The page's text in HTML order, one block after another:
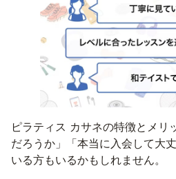
ピラティス カサネの特徴とメリ
だろうか」「本当に入会して大
いる方もいるかもしれません。